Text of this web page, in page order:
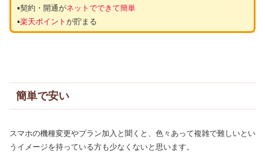
▪︎契約・開通がネットでできて簡単
▪︎楽天ポイントが貯まる
簡単で安い
スマホの機種変更やプラン加入と聞くと、色々あって複雑で難しいとい
うイメージを持っている方も少なくないと思います。